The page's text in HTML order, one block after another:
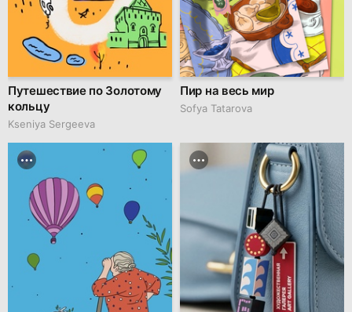
Путешествие по Золотому
кольцу
Kseniya Sergeeva
Пир на весь мир
Sofya Tatarova